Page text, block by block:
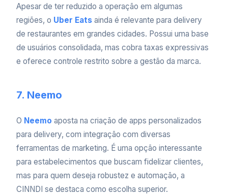
Apesar de ter reduzido a operação em algumas
regiões, o Uber Eats ainda é relevante para delivery
de restaurantes em grandes cidades. Possui uma base
de usuários consolidada, mas cobra taxas expressivas
e oferece controle restrito sobre a gestão da marca.
7. Neemo
O Neemo aposta na criação de apps personalizados
para delivery, com integração com diversas
ferramentas de marketing. É uma opção interessante
para estabelecimentos que buscam fidelizar clientes,
mas para quem deseja robustez e automação, a
CINNDI se destaca como escolha superior.